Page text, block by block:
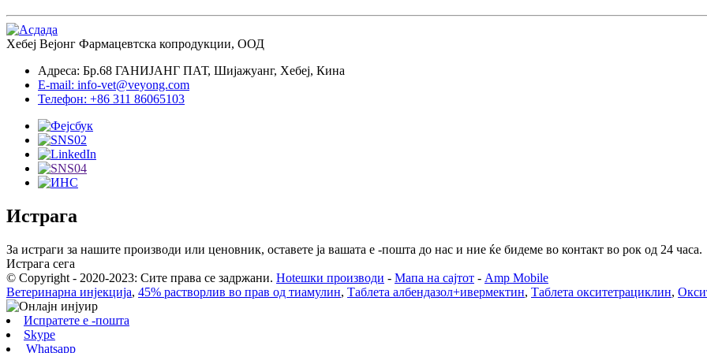
Хебеј Вејонг Фармацевтска копродукции, ООД
Адреса: Бр.68 ГАНИЈАНГ ПАТ, Шијажуанг, Хебеј, Кина
E-mail: info-vet@veyong.com
Телефон: +86 311 86065103
Истрага
За истраги за нашите производи или ценовник, оставете ја вашата е -пошта до нас и ние ќе бидеме во контакт во рок од 24 часа.
Истрага сега
© Copyright - 2020-2023: Сите права се задржани. Hotешки производи - Мапа на сајтот - Amp Mobile
Ветеринарна инјекција, 45% растворлив во прав од тиамулин, Таблета албендазол+ивермектин, Таблета окситетрациклин,
Испратете е -пошта
Skype
Whatsapp